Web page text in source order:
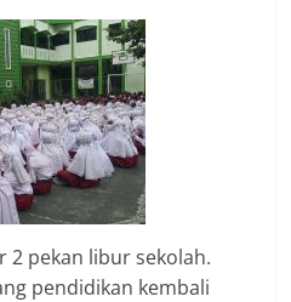
2 pekan libur sekolah.
pendidikan kembali